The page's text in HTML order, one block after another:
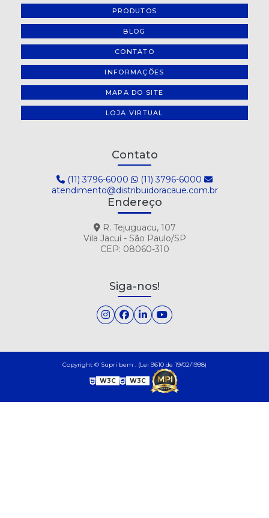
PRODUTOS
BLOG
CONTATO
INFORMAÇÕES
MAPA DO SITE
LOJA VIRTUAL
Contato
(11) 3796-6000
(11) 3796-6000
atendimento@distribuidoracaue.com.br
Endereço
R. Tejuguacu, 107
Vila Jacuí - São Paulo/SP
CEP: 08060-310
Siga-nos!
Copyright © Supri bem . (Lei 9610 de 19/02/1998)
W3C W3C